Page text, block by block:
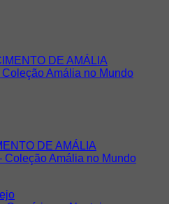
DE AMÁLIA
Coleção Amália no Mundo